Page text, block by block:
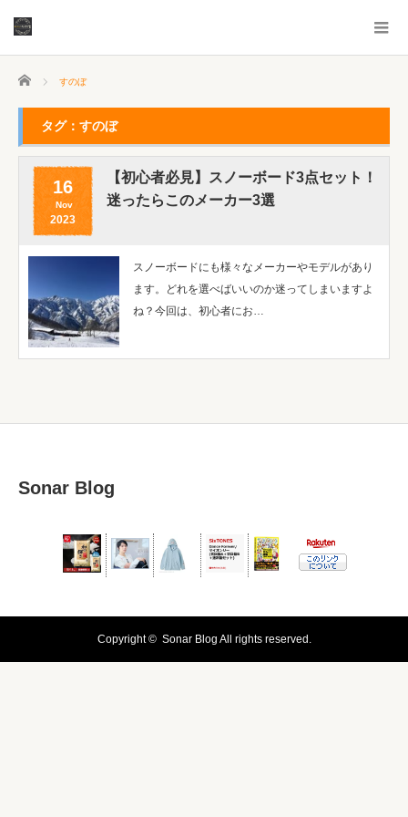
ホーム すのぼ
タグ：すのぼ
16
Nov
2023
【初心者必見】スノーボード3点セット！
迷ったらこのメーカー3選
スノーボードにも様々なメーカーやモデルがあり
ます。どれを選べばいいのか迷ってしまいますよ
ね？今回は、初心者にお…
Sonar Blog
Copyright © Sonar Blog All rights reserved.